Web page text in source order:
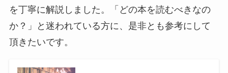
を丁寧に解説しました。「どの本を読むべきなの
か？」と迷われている方に、是非とも参考にして
頂きたいです。